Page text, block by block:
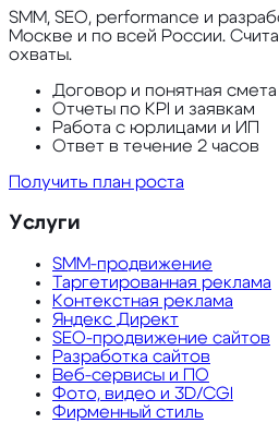
SMM, SEO, performance и
Москве и по всей России.
охваты.
Договор и понятная смета
Отчеты по KPI и заявкам
Работа с юрлицами и ИП
Ответ в течение 2 часов
Получить план роста
Услуги
SMM-продвижение
Таргетированная реклама
Контекстная реклама
Яндекс Директ
SEO-продвижение сайтов
Разработка сайтов
Веб-сервисы и ПО
Фото, видео и 3D/CGI
Фирменный стиль